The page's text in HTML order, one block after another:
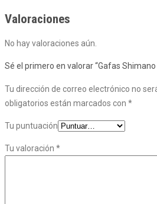
Valoraciones
No hay valoraciones aún.
Sé el primero en valorar “Gafas Shimano
Tu dirección de correo electrónico no
obligatorios están marcados con *
Tu puntuación
Tu valoración *